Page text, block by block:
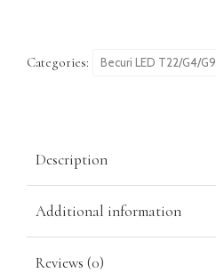
Categories: Becuri LED T22/G4/G9
Description
Additional information
Reviews (0)